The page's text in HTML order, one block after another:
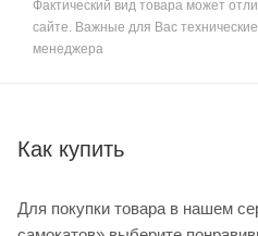
Фактический вид товара может
сайте. Важные для Вас
менеджера
Как купить
Для покупки товара в нашем